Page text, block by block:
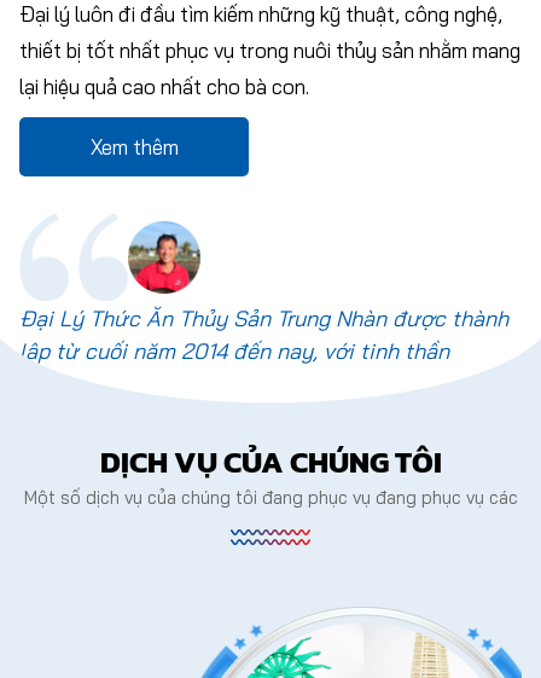
Đại lý luôn đi đầu tìm kiếm những kỹ thuật, công nghệ,
thiết bị tốt nhất phục vụ trong nuôi thủy sản nhằm mang
lại hiệu quả cao nhất cho bà con.
Xem thêm
Đại Lý Thức Ăn Thủy Sản Trung Nhàn được thành
lập từ cuối năm 2014 đến nay, với tinh thần
DỊCH VỤ CỦA CHÚNG TÔI
Một số dịch vụ của chúng tôi đang phục vụ đang phục vụ các